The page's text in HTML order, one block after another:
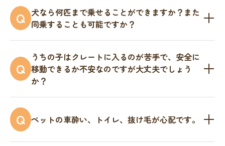
A
に、車内は常に清掃し清潔な状態です。除菌剤によ
ます。ご安心してご利用ください。
Q 犬なら何匹まで乗せることができますか？また
同乗することも可能ですか？
は大丈夫です。1～3名まで付き添い人として同乗い
ただけます。
Q
うちの子はクレートに入るのが苦手で、安全に
移動できるか不安なのですが大丈夫でしょう
か？
A
ちゃんなら無理にクレートに入れず、フリーな状態
Q ペットの車酔い、トイレ、抜け毛が心配です。